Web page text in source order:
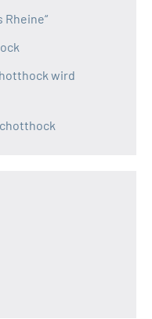
Rheine“
wird